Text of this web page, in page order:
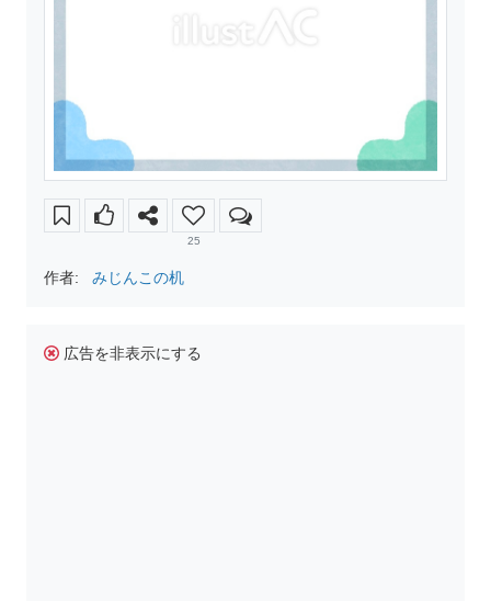
25
作者: みじんこの机
広告を非表示にする